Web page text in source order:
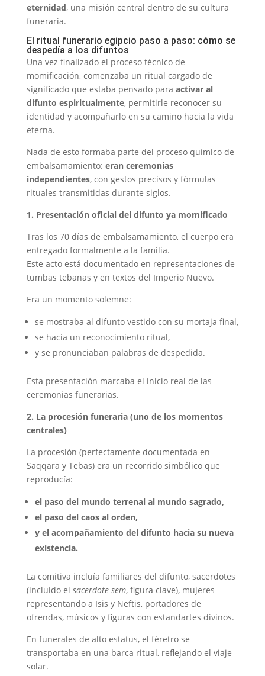
eternidad, una misión central dentro de su cultura
funeraria.
El ritual funerario egipcio paso a paso: cómo se
despedía a los difuntos
Una vez finalizado el proceso técnico de
momificación, comenzaba un ritual cargado de
significado que estaba pensado para activar al
difunto espiritualmente, permitirle reconocer su
identidad y acompañarlo en su camino hacia la vida
eterna.
Nada de esto formaba parte del proceso químico de
embalsamamiento: eran ceremonias
independientes, con gestos precisos y fórmulas
rituales transmitidas durante siglos.
1. Presentación oficial del difunto ya momificado
Tras los 70 días de embalsamamiento, el cuerpo era
entregado formalmente a la familia.
Este acto está documentado en representaciones de
tumbas tebanas y en textos del Imperio Nuevo.
Era un momento solemne:
se mostraba al difunto vestido con su mortaja final,
se hacía un reconocimiento ritual,
y se pronunciaban palabras de despedida.
Esta presentación marcaba el inicio real de las
ceremonias funerarias.
2. La procesión funeraria (uno de los momentos
centrales)
La procesión (perfectamente documentada en
Saqqara y Tebas) era un recorrido simbólico que
reproducía:
el paso del mundo terrenal al mundo sagrado,
el paso del caos al orden,
y el acompañamiento del difunto hacia su nueva
existencia.
La comitiva incluía familiares del difunto, sacerdotes
(incluido el sacerdote sem, figura clave), mujeres
representando a Isis y Neftis, portadores de
ofrendas, músicos y figuras con estandartes divinos.
En funerales de alto estatus, el féretro se
transportaba en una barca ritual, reflejando el viaje
solar.